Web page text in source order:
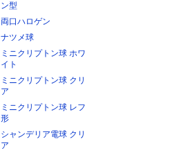
ン型
両口ハロゲン
ナツメ球
ミニクリプトン球 ホワ
イト
ミニクリプトン球 クリ
ア
ミニクリプトン球 レフ
形
シャンデリア電球 クリ
ア